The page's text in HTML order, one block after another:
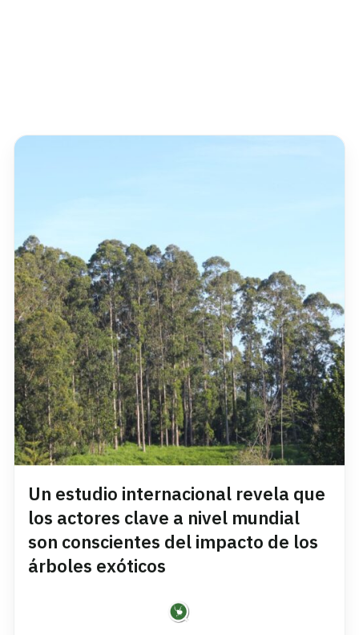
Un estudio internacional revela que
los actores clave a nivel mundial
son conscientes del impacto de los
árboles exóticos